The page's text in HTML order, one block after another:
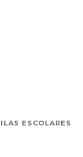
ESCOLARES